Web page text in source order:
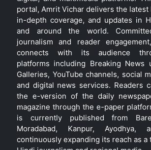
portal, Amrit Vichar delivers the latest
in-depth coverage, and updates in
and around the world.
journalism and reader
connects with its audience
platforms including Breaking News
Galleries, YouTube channels, social
and digital news services. Readers
the e-version of the daily
magazine through the e-paper
is currently published from
Moradabad, Kanpur, Ayodhya,
continuously expanding its reach as a